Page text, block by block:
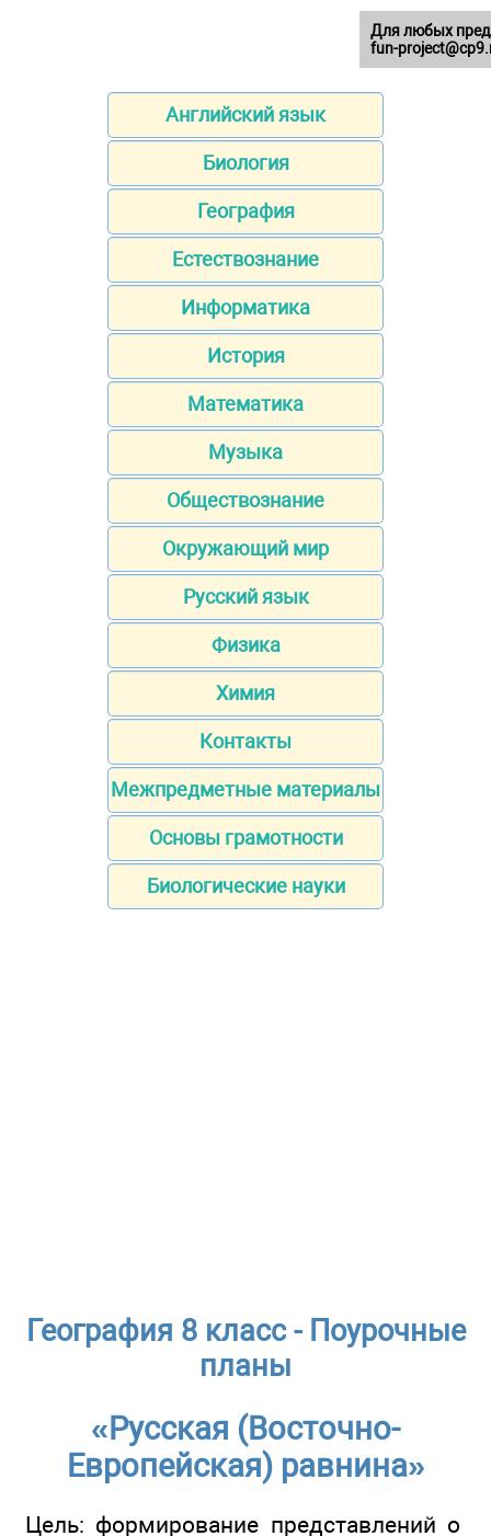
Английский язык
Биология
География
Естествознание
Информатика
История
Математика
Музыка
Обществознание
Окружающий мир
Русский язык
Физика
Химия
Контакты
Межпредметные материалы
Основы грамотности
Биологические науки
География 8 класс - Поурочные
планы
«Русская (Восточно-
Европейская) равнина»
Цель: формирование представлений о
Для любых
fun-